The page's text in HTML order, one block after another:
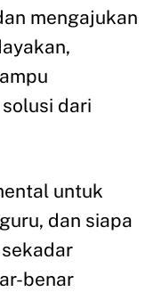
mengajukan
dari
untuk
dan siapa
benar